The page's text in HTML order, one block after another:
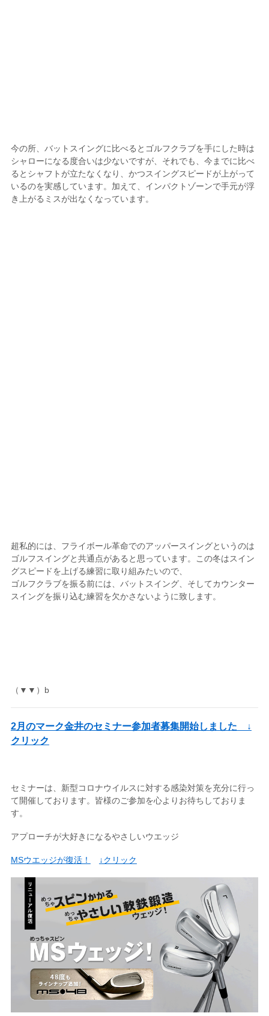
今の所、バットスイングに比べるとゴルフクラブを手にした時は
シャローになる度合いは少ないですが、それでも、今までに比べ
るとシャフトが立たなくなり、かつスイングスピードが上がって
いるのを実感しています。加えて、インパクトゾーンで手元が浮
き上がるミスが出なくなっています。
超私的には、フライボール革命でのアッパースイングというのは
ゴルフスイングと共通点があると思っています。この冬はスイン
グスピードを上げる練習に取り組みたいので、
ゴルフクラブを振る前には、バットスイング、そしてカウンター
スイングを振り込む練習を欠かさないように致します。
（▼▼）b
2月のマーク金井のセミナー参加者募集開始しました ↓
クリック
セミナーは、新型コロナウイルスに対する感染対策を充分に行っ
て開催しております。皆様のご参加を心よりお待ちしておりま
す。
アプローチが大好きになるやさしいウエッジ
MSウエッジが復活！ ↓クリック